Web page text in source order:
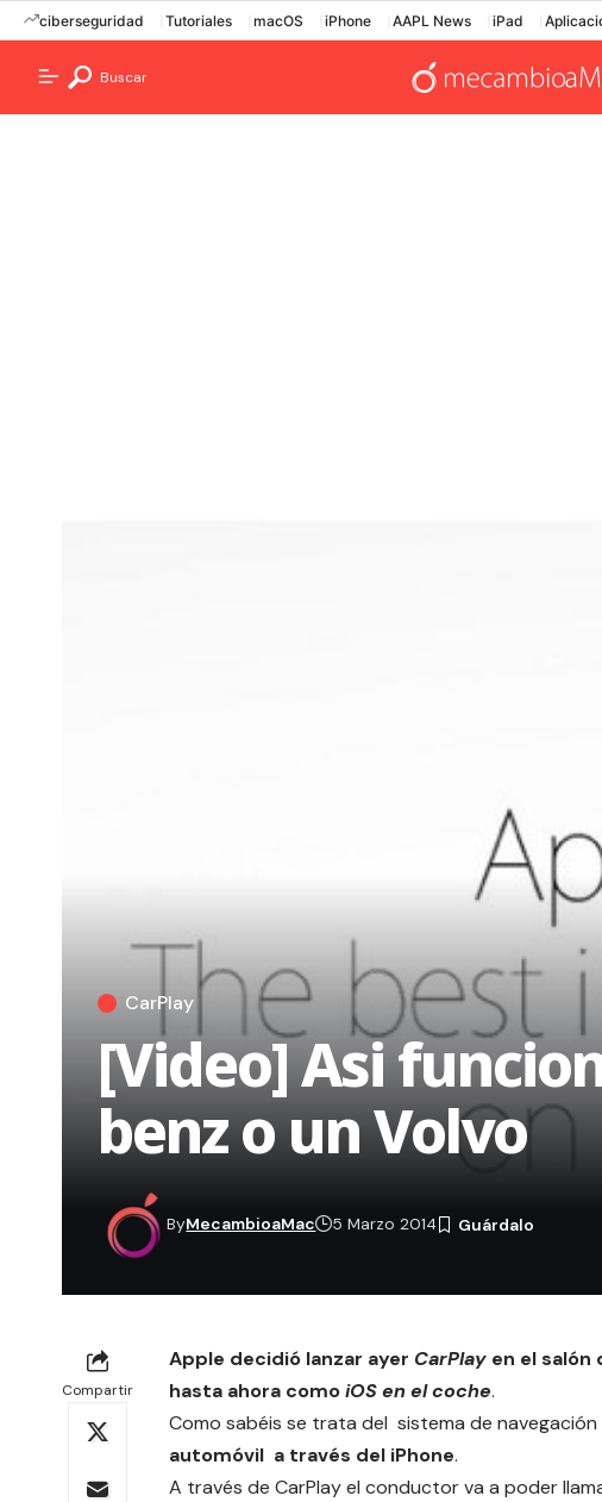
ciberseguridad Tutoriales macOS iPhone AAPL News iPad
Buscar
CarPlay
[Video] Asi
benz o un Volvo
ByMecambioaMac 5 Marzo 2014
Compartir
Apple decidió lanzar ayer CarPlay en el salón
hasta ahora comoiOS en el coche.
Como sabéis se trata del sistema de
automóvil a través del iPhone.
A través de CarPlay el conductor va a poder